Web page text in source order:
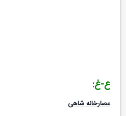
ع-غ:
عصارخانه شاهی